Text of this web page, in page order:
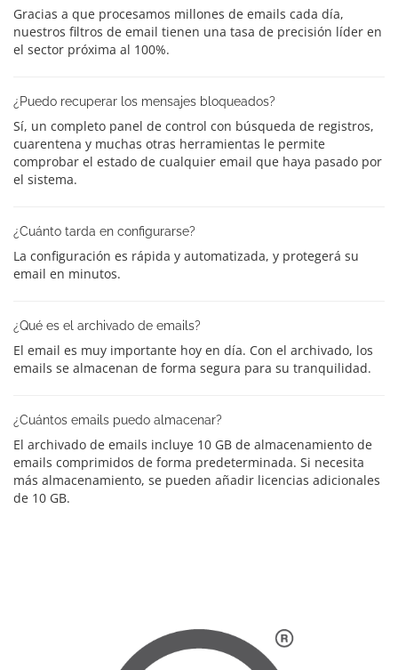
Gracias a que procesamos millones de emails cada día,
nuestros filtros de email tienen una tasa de precisión líder en
el sector próxima al 100%.
¿Puedo recuperar los mensajes bloqueados?
Sí, un completo panel de control con búsqueda de registros,
cuarentena y muchas otras herramientas le permite
comprobar el estado de cualquier email que haya pasado por
el sistema.
¿Cuánto tarda en configurarse?
La configuración es rápida y automatizada, y protegerá su
email en minutos.
¿Qué es el archivado de emails?
El email es muy importante hoy en día. Con el archivado, los
emails se almacenan de forma segura para su tranquilidad.
¿Cuántos emails puedo almacenar?
El archivado de emails incluye 10 GB de almacenamiento de
emails comprimidos de forma predeterminada. Si necesita
más almacenamiento, se pueden añadir licencias adicionales
de 10 GB.